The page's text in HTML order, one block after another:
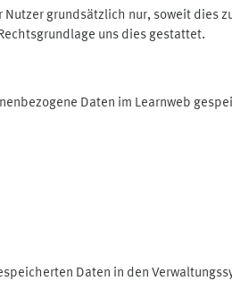
grundsätzlich nur, soweit
uns dies gestattet.
Daten im Learnweb
Daten in den